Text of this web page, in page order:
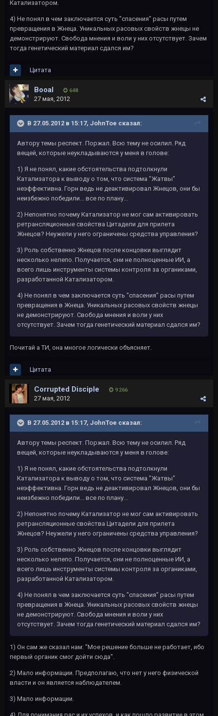
Катализатором.
4) Не понял в чем заключается суть "спасения" расы путем
превращения в Жнеца. Уникальных расовых свойств жнецы не
демонстрируют. Свобода мнения и воли у них отсутствует. Зачем
тогда генетический материал сдался им?
Цитата
Booal 648
27 мая, 2012
В 27.05.2012 в 15:17, JohnToe сказал:
Автору темы респект. Поржал. Всю тему не осилил. Ряд
вещей, которые неукладываются у меня в голове:
1) Я не понял, какие обстоятельства подтолкнули
Катализатора к выводу о том, что система "Жатвы"
неэффективна. Горн ведь не деактивировал Жнецов, они бы
неизбежно победили... все по плану...
2) Непонятно почему Катализатор не мог сам активировать
ретрансляционные свойства Цитадели для прилета
Жнецов? Неужели у него ограничены средства управления?
3) Роль собственно Жнецов после концовки выглядит
несколько нелепо. Получается, они не полноценные ИИ, а
всего лишь инструменты системы контроля за органиками,
разработанной Катализатором.
4) Не понял в чем заключается суть "спасения" расы путем
превращения в Жнеца. Уникальных расовых свойств жнецы
не демонстрируют. Свобода мнения и воли у них
отсутствует. Зачем тогда генетический материал сдался им?
Почитай а ТИ, она многое логически объясняет.
Цитата
Corrupted Disciple 9 266
27 мая, 2012
В 27.05.2012 в 15:17, JohnToe сказал:
Автору темы респект. Поржал. Всю тему не осилил. Ряд
вещей, которые неукладываются у меня в голове:
1) Я не понял, какие обстоятельства подтолкнули
Катализатора к выводу о том, что система "Жатвы"
неэффективна. Горн ведь не деактивировал Жнецов, они бы
неизбежно победили... все по плану...
2) Непонятно почему Катализатор не мог сам активировать
ретрансляционные свойства Цитадели для прилета
Жнецов? Неужели у него ограничены средства управления?
3) Роль собственно Жнецов после концовки выглядит
несколько нелепо. Получается, они не полноценные ИИ, а
всего лишь инструменты системы контроля за органиками,
разработанной Катализатором.
4) Не понял в чем заключается суть "спасения" расы путем
превращения в Жнеца. Уникальных расовых свойств жнецы
не демонстрируют. Свобода мнения и воли у них
отсутствует. Зачем тогда генетический материал сдался им?
1) Он сам же сказал нам: "Мое решение больше не работает, ибо
первый органик смог дойти сюда".
2) Мало информации. Предполагаю, что нет у него физической
власти и он является наблюдателем.
3) Мало информации.